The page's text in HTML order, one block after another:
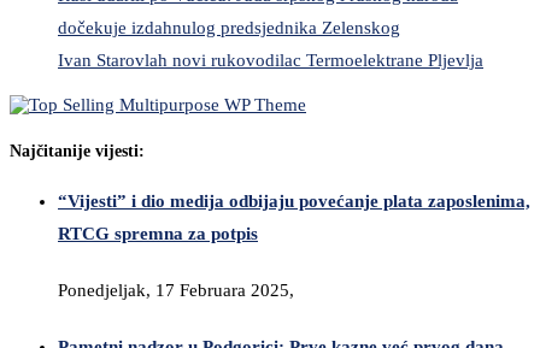
dočekuje izdahnulog predsjednika Zelenskog
Ivan Starovlah novi rukovodilac Termoelektrane Pljevlja
Najčitanije vijesti:
“Vijesti” i dio medija odbijaju povećanje plata zaposlenima,
RTCG spremna za potpis
Ponedjeljak, 17 Februara 2025,